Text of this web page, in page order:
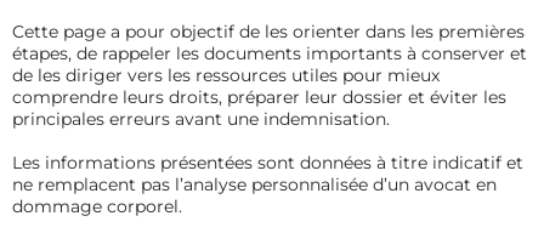
Cette page a pour objectif de les orienter dans les premières
étapes, de rappeler les documents importants à conserver et
de les diriger vers les ressources utiles pour mieux
comprendre leurs droits, préparer leur dossier et éviter les
principales erreurs avant une indemnisation.
Les informations présentées sont données à titre indicatif et
ne remplacent pas l’analyse personnalisée d’un avocat en
dommage corporel.